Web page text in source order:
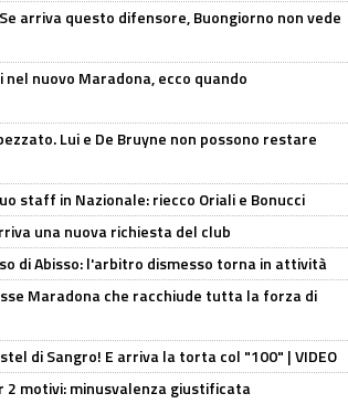
arriva questo difensore, Buongiorno non vede
nuovo Maradona, ecco quando
Lui e De Bruyne non possono restare
staff in Nazionale: riecco Oriali e Bonucci
una nuova richiesta del club
di Abisso: l'arbitro dismesso torna in attività
Maradona che racchiude tutta la forza di
di Sangro! E arriva la torta col "100" | VIDEO
2 motivi: minusvalenza giustificata